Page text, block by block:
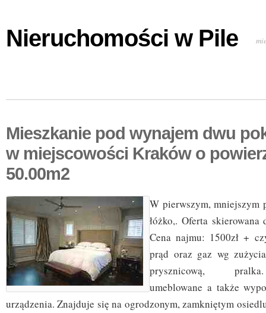
Nieruchomości w Pile
Mieszkanie pod wynajem dwu
w miejscowości Kraków o
50.00m2
W pierwszym, mniejszym
łóżko,. Oferta
Cena najmu: 1500zł +
prąd oraz gaz wg
prysznicową,
umeblowane a także
urządzenia. Znajduje się na ogrodzonym, zamkniętym